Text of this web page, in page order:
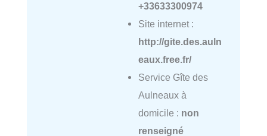
+33633300974
Site internet :
http://gite.des.auln
eaux.free.fr/
Service Gîte des
Aulneaux à
domicile : non
renseigné